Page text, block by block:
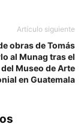
Artículo siguiente
obras de Tomás
al Munag tras el
Museo de Arte
en Guatemala